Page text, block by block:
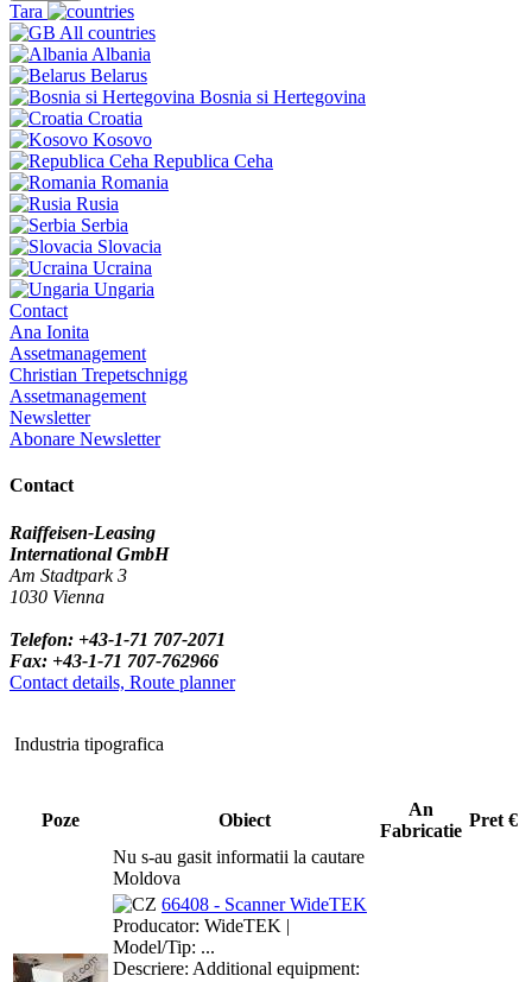
Tara
All countries
Albania
Belarus
Bosnia si Hertegovina
Croatia
Kosovo
Republica Ceha
Romania
Rusia
Serbia
Slovacia
Ucraina
Ungaria
Contact
Ana Ionita
Assetmanagement
Christian Trepetschnigg
Assetmanagement
Newsletter
Abonare Newsletter
Contact
Raiffeisen-Leasing
International GmbH
Am Stadtpark 3
1030 Vienna
Telefon: +43-1-71 707-2071
Fax: +43-1-71 707-762966
Contact details, Route planner
Industria tipografica
Poze Obiect
An
Fabricatie
Pret €
Nu s-au gasit informatii la cautare
Moldova
66408 - Scanner WideTEK
Producator: WideTEK |
Model/Tip: ...
Descriere: Additional equipment: